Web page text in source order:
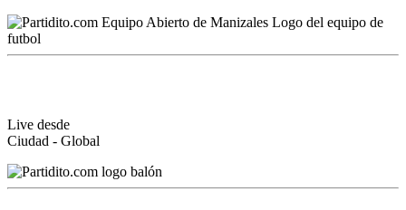
Live desde
Ciudad - Global